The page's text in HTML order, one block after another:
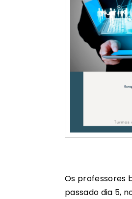
Os professores
passado dia 5,